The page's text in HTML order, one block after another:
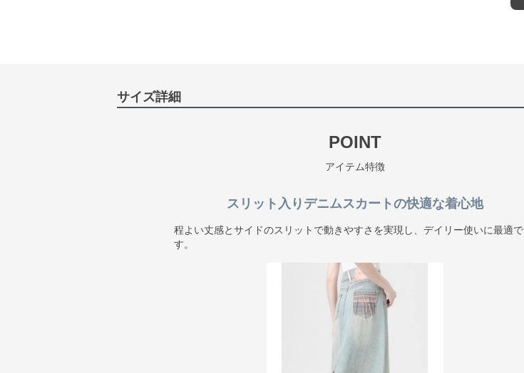
サイズ詳細
POINT
アイテム特徴
スリット入りデニムスカートの快適な着心地
程よい丈感とサイドのスリットで動きやすさを実現し、デイリー使いに最適で
す。